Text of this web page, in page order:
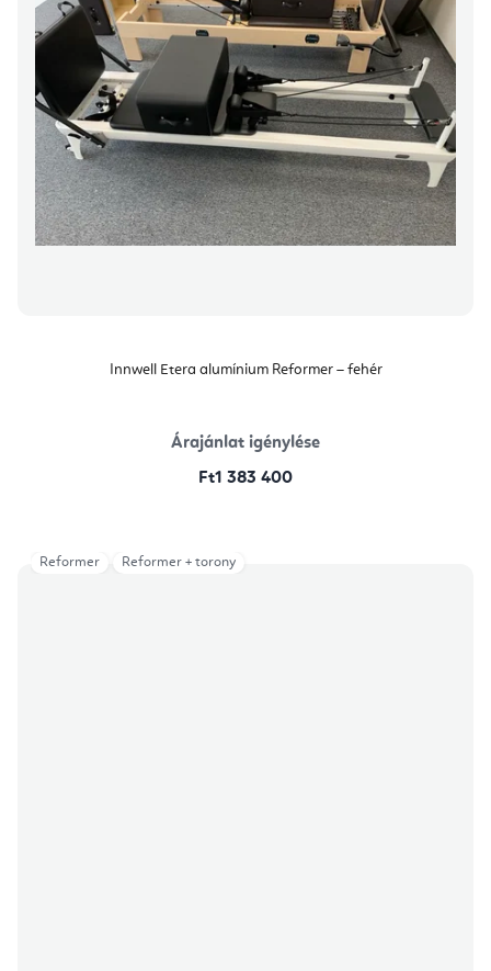
Innwell Etera alumínium Reformer – fehér
Árajánlat igénylése
Ft1 383 400
Reformer Reformer + torony